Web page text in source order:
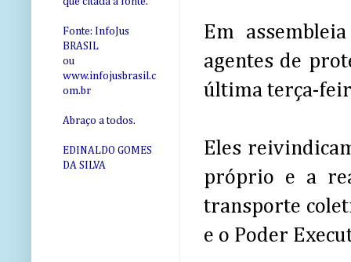
Em
agentes de
última terça-
Eles
próprio e a
transporte
e o Poder
Fonte: InfoJus
BRASIL
ou
www.infojusbrasil.c
om.br
Abraço a todos.
EDINALDO GOMES
DA SILVA